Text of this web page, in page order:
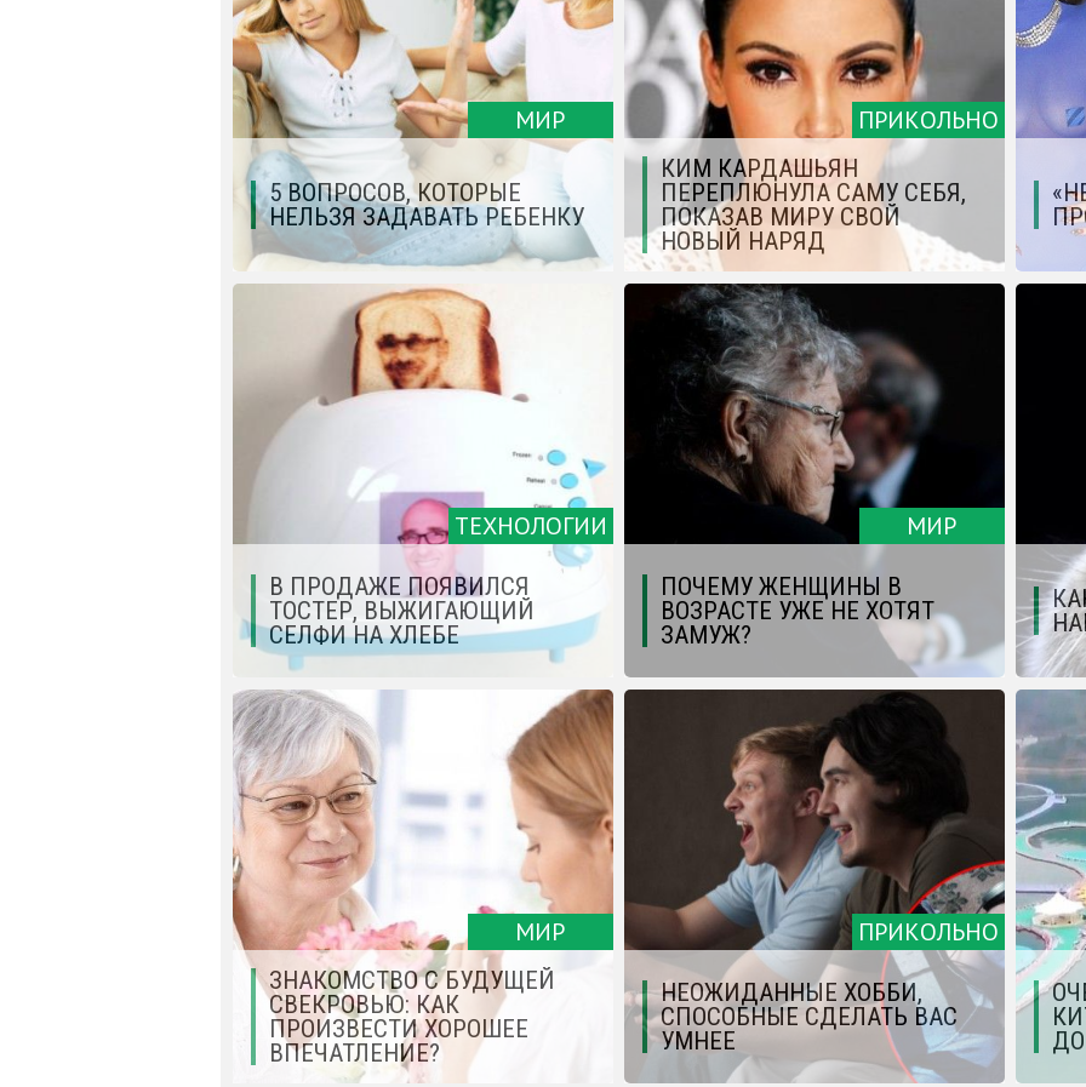
МИР
5 ВОПРОСОВ, КОТОРЫЕ
НЕЛЬЗЯ ЗАДАВАТЬ РЕБЕНКУ
ПРИКОЛЬНО
КИМ КАРДАШЬЯН
ПЕРЕПЛЮНУЛА САМУ СЕБЯ,
ПОКАЗАВ МИРУ СВОЙ
НОВЫЙ НАРЯД
ТЕХНОЛОГИИ
В ПРОДАЖЕ ПОЯВИЛСЯ
ТОСТЕР, ВЫЖИГАЮЩИЙ
СЕЛФИ НА ХЛЕБЕ
МИР
ПОЧЕМУ ЖЕНЩИНЫ В
ВОЗРАСТЕ УЖЕ НЕ ХОТЯТ
ЗАМУЖ?
МИР
ЗНАКОМСТВО С БУДУЩЕЙ
СВЕКРОВЬЮ: КАК
ПРОИЗВЕСТИ ХОРОШЕЕ
ВПЕЧАТЛЕНИЕ?
ПРИКОЛЬНО
НЕОЖИДАННЫЕ ХОББИ,
СПОСОБНЫЕ СДЕЛАТЬ ВАС
УМНЕЕ